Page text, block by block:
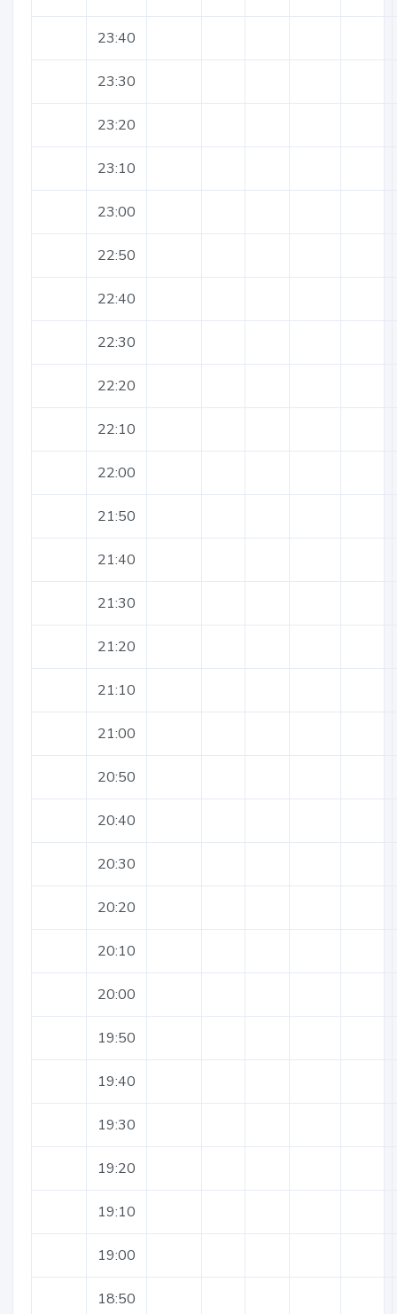
23:40
23:30
23:20
23:10
23:00
22:50
22:40
22:30
22:20
22:10
22:00
21:50
21:40
21:30
21:20
21:10
21:00
20:50
20:40
20:30
20:20
20:10
20:00
19:50
19:40
19:30
19:20
19:10
19:00
18:50